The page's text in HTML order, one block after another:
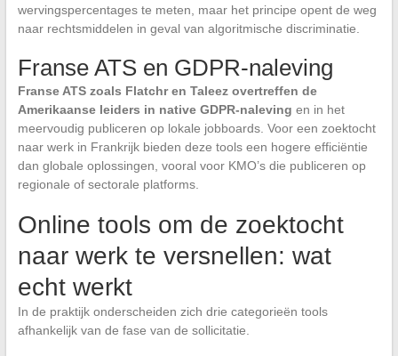
wervingspercentages te meten, maar het principe opent de weg
naar rechtsmiddelen in geval van algoritmische discriminatie.
Franse ATS en GDPR-naleving
Franse ATS zoals Flatchr en Taleez overtreffen de
Amerikaanse leiders in native GDPR-naleving en in het
meervoudig publiceren op lokale jobboards. Voor een zoektocht
naar werk in Frankrijk bieden deze tools een hogere efficiëntie
dan globale oplossingen, vooral voor KMO’s die publiceren op
regionale of sectorale platforms.
Online tools om de zoektocht
naar werk te versnellen: wat
echt werkt
In de praktijk onderscheiden zich drie categorieën tools
afhankelijk van de fase van de sollicitatie.